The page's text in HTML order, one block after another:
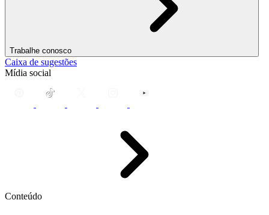
Trabalhe conosco
Caixa de sugestões
Mídia social
Conteúdo